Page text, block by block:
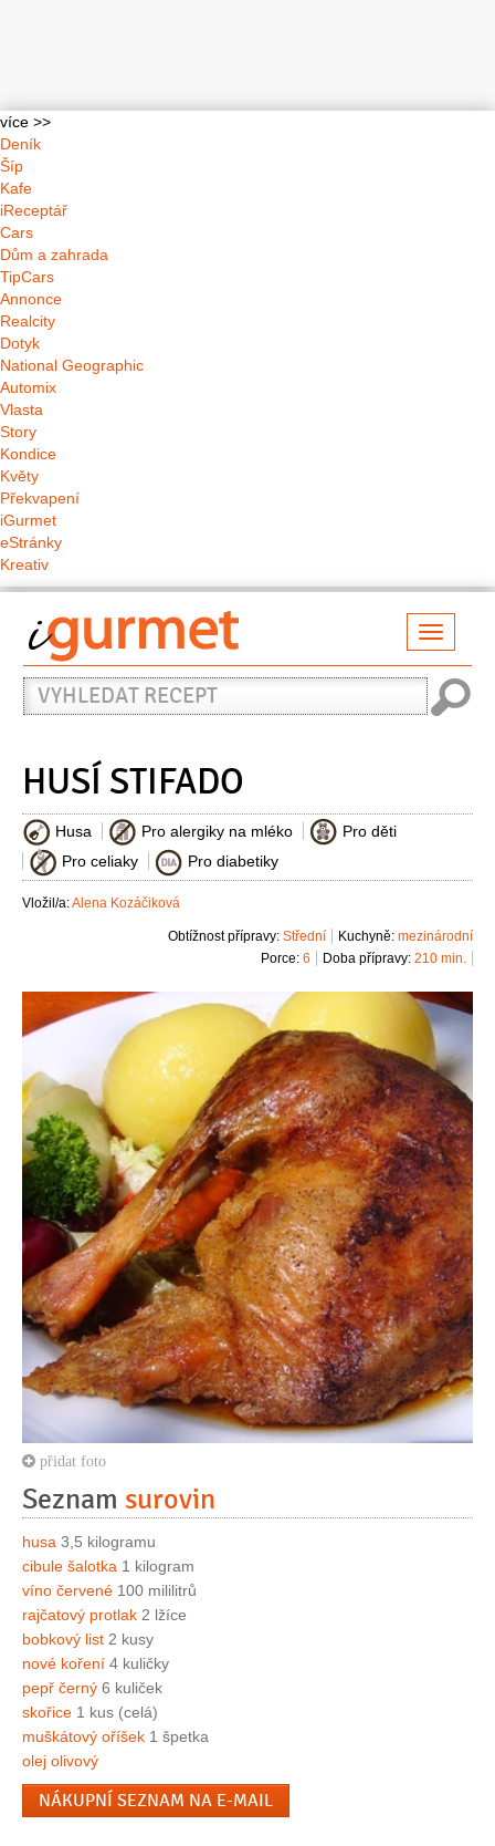
více >>
Deník
Šíp
Kafe
iReceptář
Cars
Dům a zahrada
TipCars
Annonce
Realcity
Dotyk
National Geographic
Automix
Vlasta
Story
Kondice
Květy
Překvapení
iGurmet
eStránky
Kreativ
Vyhledat
recept
HUSÍ STIFADO
Husa Pro alergiky na mléko
Pro děti
Pro celiaky
Pro diabetiky
Vložil/a:Alena Kozáčiková
Kuchyně: mezinárodní
Obtížnost přípravy: Střední
Doba přípravy: 210 min.
Porce: 6
přidat foto
Seznam surovin
husa 3,5 kilogramu
cibule šalotka 1 kilogram
víno červené 100 mililitrů
rajčatový protlak 2 lžíce
bobkový list 2 kusy
nové koření 4 kuličky
pepř černý 6 kuliček
skořice 1 kus (celá)
muškátový oříšek 1 špetka
olej olivový
NÁKUPNÍ SEZNAM NA E-MAIL